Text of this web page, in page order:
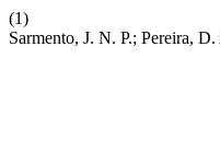
(1)
Sarmento, J. N. P.;